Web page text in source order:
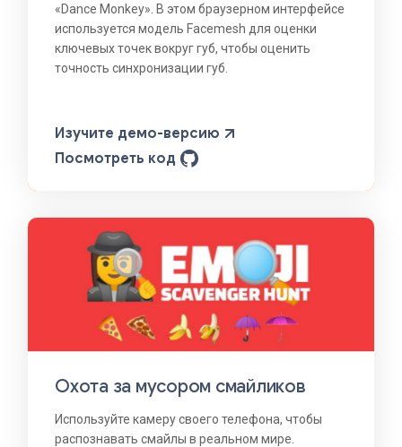
«Dance Monkey». В этом браузерном интерфейсе
используется модель Facemesh для оценки
ключевых точек вокруг губ, чтобы оценить
точность синхронизации губ.
Изучите демо-версию
Посмотреть код
Охота за мусором смайликов
Используйте камеру своего телефона, чтобы
распознавать смайлы в реальном мире.